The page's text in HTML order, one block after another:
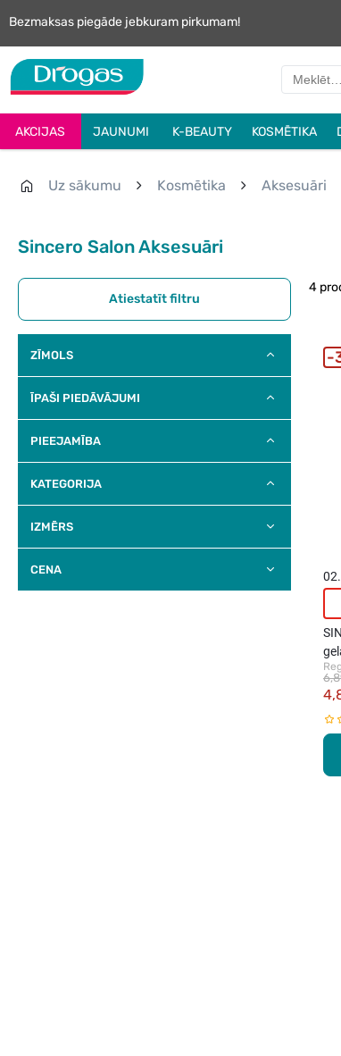
Bezmaksas piegāde jebkuram pirkumam!
AKCIJAS JAUNUMI K-BEAUTY KOSMĒTIKA
Uz sākumu Kosmētika Aksesuāri
Sincero Salon Aksesuāri
Atiestatīt filtru
ZĪMOLS
ĪPAŠI PIEDĀVĀJUMI
PIEEJAMĪBA
KATEGORIJA
IZMĒRS
CENA
4